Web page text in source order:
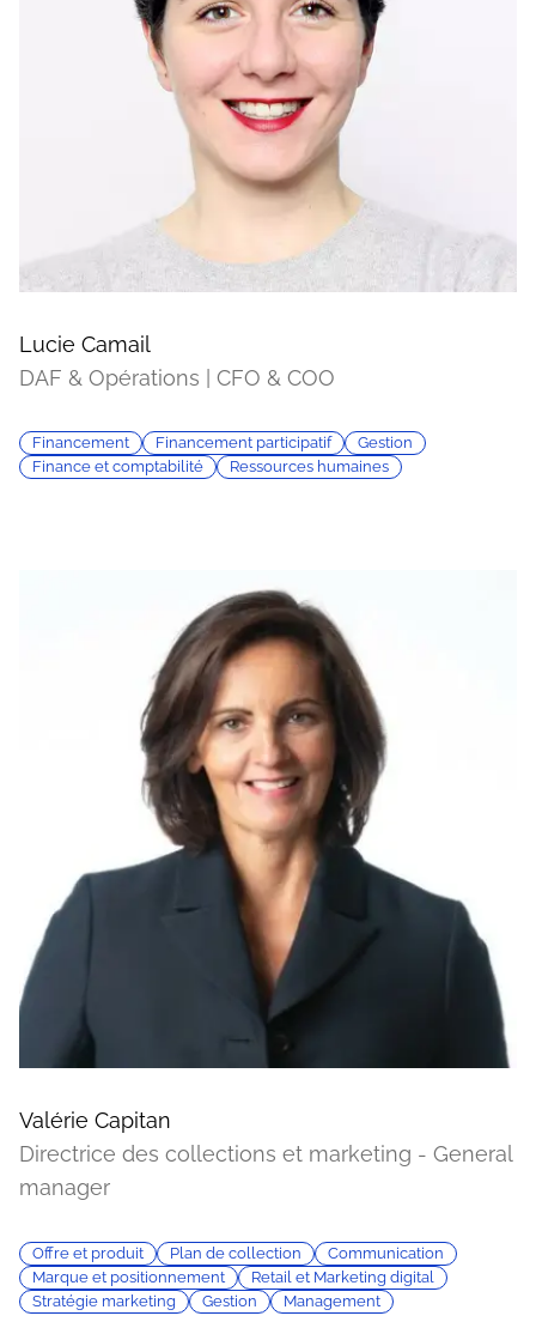
Lucie Camail
DAF & Opérations | CFO & COO
Financement Financement participatif
Gestion
Finance et comptabilité
Ressources humaines
Valérie Capitan
Directrice des collections et marketing - General
manager
Offre et produit Plan de collection
Communication
Marque et positionnement
Retail et Marketing digital
Stratégie marketing
Gestion Management